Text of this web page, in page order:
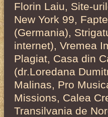
Florin Laiu, Site-
New York 99,
(Germania),
internet), Vremea
Plagiat, Casa din
(dr.Loredana
Malinas, Pro
Missions, Calea
Transilvania de